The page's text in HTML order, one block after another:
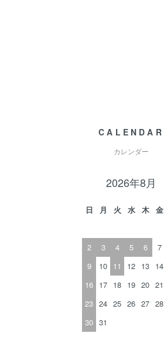
CALENDAR
カレンダー
2026年8月
日 月 火 水 木 金
2
3 4 5 6 7
9
10 11 12 13 14
16 17 18 19 20 21
23 24 25 26 27 28
30 31